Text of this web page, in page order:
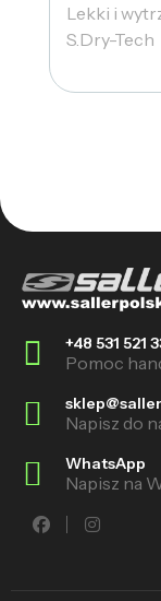
Lekki i
S.Dry-Tech
+48 531 521
Pomoc
Napisz do
WhatsApp
Napisz na